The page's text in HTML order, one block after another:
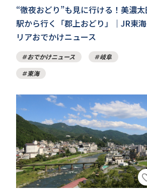
“徹夜おどり”も見に行ける！美濃太
駅から行く「郡上おどり」｜JR東
リアおでかけニュース
おでかけニュース
岐阜
東海